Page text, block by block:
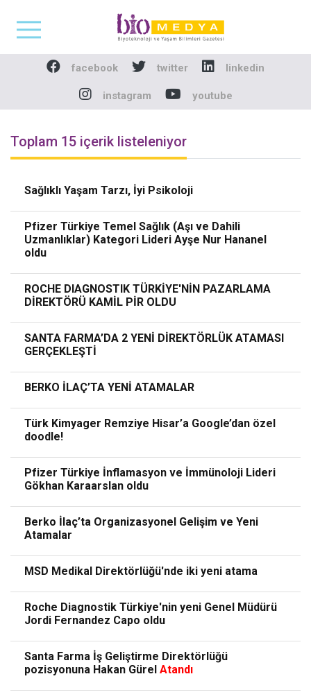
Biomedya -
facebook twitter linkedin
instagram youtube
Toplam 15 içerik listeleniyor
Sağlıklı Yaşam Tarzı, İyi Psikoloji
Pfizer Türkiye Temel Sağlık (Aşı ve Dahili
Uzmanlıklar) Kategori Lideri Ayşe Nur Hananel
oldu
ROCHE DIAGNOSTIK TÜRKİYE'NİN PAZARLAMA
DİREKTÖRÜ KAMİL PİR OLDU
SANTA FARMA’DA 2 YENİ DİREKTÖRLÜK ATAMASI
GERÇEKLEŞTİ
BERKO İLAÇ’TA YENİ ATAMALAR
Türk Kimyager Remziye Hisar’a Google’dan özel
doodle!
Pfizer Türkiye İnflamasyon ve İmmünoloji Lideri
Gökhan Karaarslan oldu
Berko İlaç’ta Organizasyonel Gelişim ve Yeni
Atamalar
MSD Medikal Direktörlüğü'nde iki yeni atama
Roche Diagnostik Türkiye'nin yeni Genel Müdürü
Jordi Fernandez Capo oldu
Santa Farma İş Geliştirme Direktörlüğü
pozisyonuna Hakan Gürel Atandı